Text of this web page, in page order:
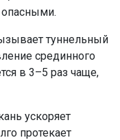
туннельный
срединного
в 3–5 раз чаще,
ускоряет
протекает